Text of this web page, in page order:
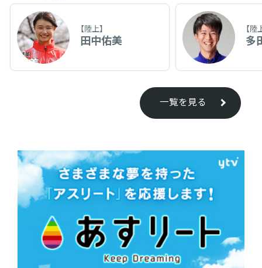
【陸上】
田中佑美
【陸
多
一覧を見る